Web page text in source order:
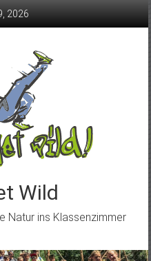
2026
Wild
Natur ins Klassenzimmer